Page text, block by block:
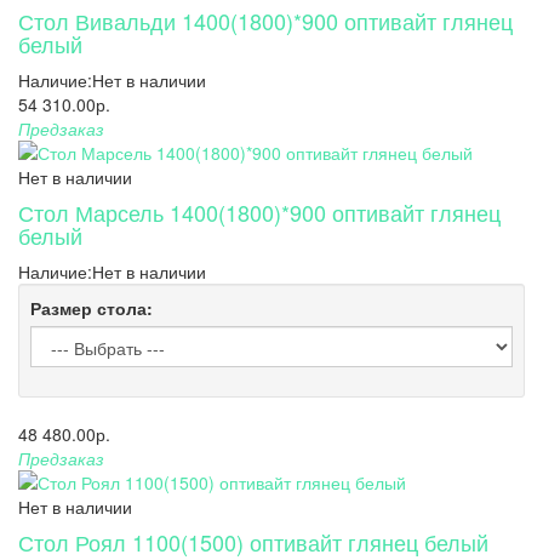
Стол Вивальди 1400(1800)*900 оптивайт глянец
белый
Наличие:Нет в наличии
54 310.00р.
Предзаказ
Нет в наличии
Стол Марсель 1400(1800)*900 оптивайт глянец
белый
Наличие:Нет в наличии
Размер стола:
48 480.00р.
Предзаказ
Нет в наличии
Стол Роял 1100(1500) оптивайт глянец белый